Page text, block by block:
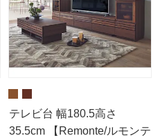
テレビ台 幅180.5高さ
35.5cm 【Remonte/ルモンテ